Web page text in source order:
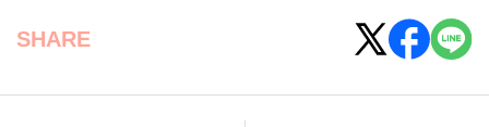
SHARE